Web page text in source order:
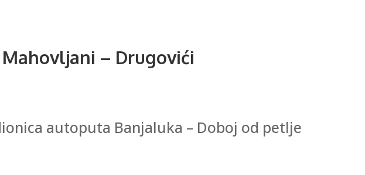
– Drugovići
autoputa Banjaluka – Doboj od petlje